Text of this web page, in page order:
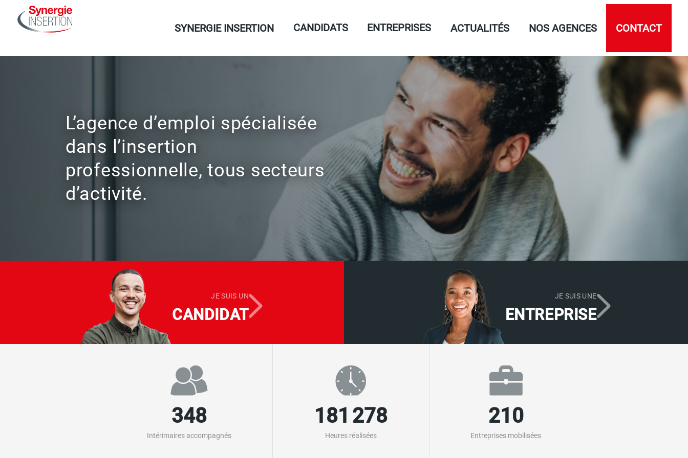
principale
SYNERGIE INSERTION CANDIDATS ENTREPRISES ACTUALITÉS NOS AGENCES CONTACT
L’agence d’emploi spécialisée
dans l’insertion
professionnelle, tous secteurs
d’activité.
JE SUIS UN
CANDIDAT
JE SUIS UNE
ENTREPRISE
348
Intérimaires accompagnés
181 278
Heures réalisées
210
Entreprises mobilisées